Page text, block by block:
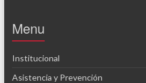
Menu
Institucional
Asistencia y Prevención